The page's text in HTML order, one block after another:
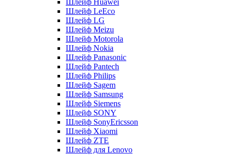
Шлейф Huawei
Шлейф LeEco
Шлейф LG
Шлейф Meizu
Шлейф Motorola
Шлейф Nokia
Шлейф Panasonic
Шлейф Pantech
Шлейф Philips
Шлейф Sagem
Шлейф Samsung
Шлейф Siemens
Шлейф SONY
Шлейф SonyEricsson
Шлейф Xiaomi
Шлейф ZTE
Шлейф для Lenovo